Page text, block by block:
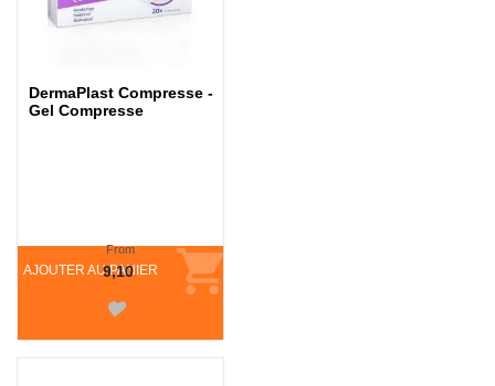
DermaPlast Compresse -
Gel Compresse
AJOUTER AU PANIER
From
9,10